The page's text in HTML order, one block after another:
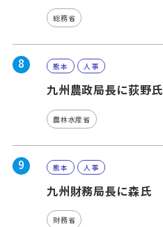
総務省
8 熊本 人事
九州農政局長に荻野氏
農林水産省
9 熊本 人事
九州財務局長に森氏
財務省